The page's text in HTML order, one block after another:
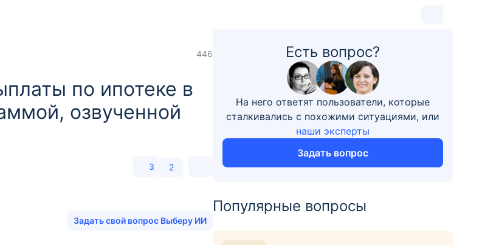
446
по ипотеке в
озвученной
3 2
Задать свой вопрос Выберу ИИ
Есть вопрос?
На него ответят пользователи, которые
сталкивались с похожими ситуациями, или
наши эксперты
Задать вопрос
Популярные вопросы